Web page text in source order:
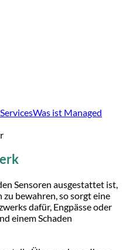
Was ist Managed
Sensoren ausgestattet ist,
zu bewahren, so sorgt eine
dafür, Engpässe oder
einem Schaden